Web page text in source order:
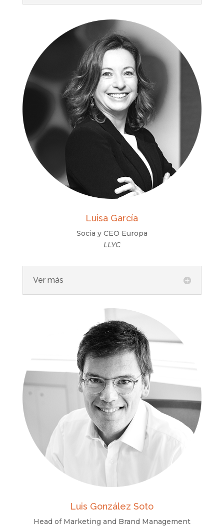
Luisa García
Socia y CEO Europa
LLYC
Ver más
Luis González Soto
Head of Marketing and Brand Management